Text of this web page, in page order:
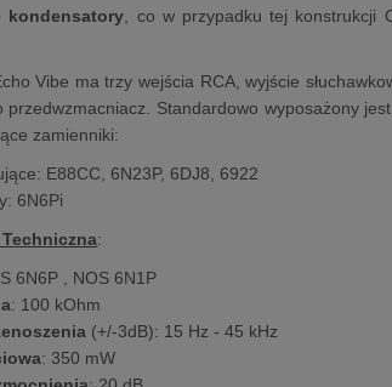
kondensatory , co w przypadku tej konstrukcji
Vibe ma trzy wejścia RCA, wyjście
przedwzmacniacz. Standardowo wyposażony
zamienniki:
E88CC, 6N23P, 6DJ8, 6922
6N6Pi
:
6N6P , NOS 6N1P
: 100 kOhm
(+/-3dB): 15 Hz - 45 kHz
: 350 mW